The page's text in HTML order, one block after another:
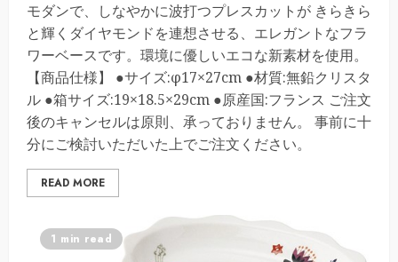
モダンで、しなやかに波打つプレスカットが きらきら
と輝くダイヤモンドを連想させる、エレガントなフラ
ワーベースです。環境に優しいエコな新素材を使用。
【商品仕様】 ●サイズ:φ17×27cm ●材質:無鉛クリスタ
ル ●箱サイズ:19×18.5×29cm ●原産国:フランス ご注文
後のキャンセルは原則、承っておりません。 事前に十
分にご検討いただいた上でご注文ください。
READ MORE
1 min read